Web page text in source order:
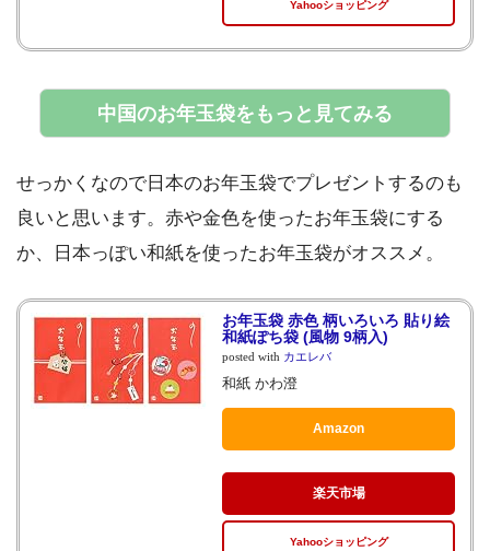
Yahooショッピング
中国のお年玉袋をもっと見てみる
せっかくなので日本のお年玉袋でプレゼントするのも
良いと思います。赤や金色を使ったお年玉袋にする
か、日本っぽい和紙を使ったお年玉袋がオススメ。
お年玉袋 赤色 柄いろいろ 貼り絵
和紙ぽち袋 (風物 9柄入)
posted with カエレバ
和紙 かわ澄
Amazon
楽天市場
Yahooショッピング